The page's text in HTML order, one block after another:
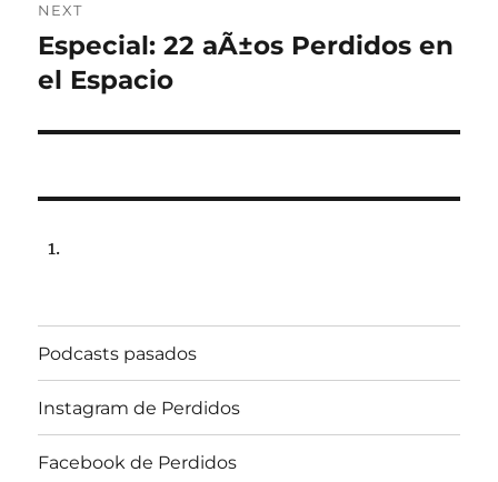
NEXT
Next
post:
Especial: 22 aÃ±os Perdidos en
el Espacio
Podcasts pasados
Instagram de Perdidos
Facebook de Perdidos